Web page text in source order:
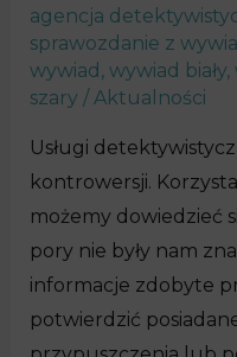
agencja
sprawozdanie z
wywiad , wywiad biały,
szary/ Aktualności
Usługi
kontrowersji.
możemy dowiedzieć
pory nie były nam
informacje zdobyte
potwierdzić